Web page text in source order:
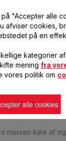
men lad ikke
og
ad
mere.
massen køle af
"Accepter alle
afviser cookies,
på en
kategorier
mening fra
vores politik om
alle cookies